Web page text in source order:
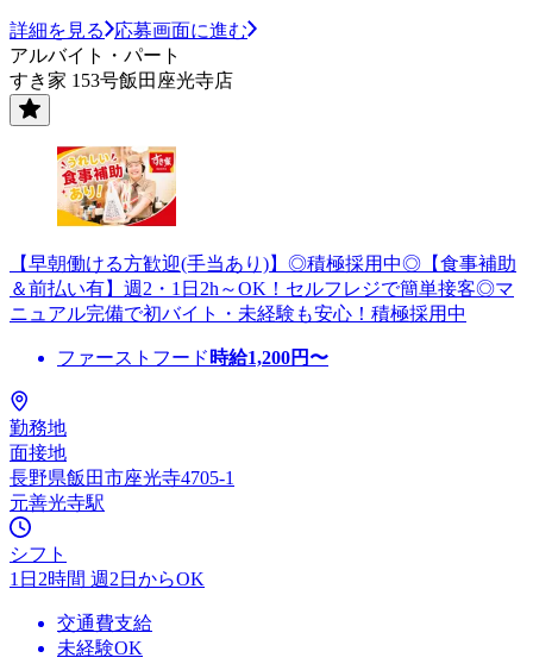
詳細を見る
応募画面に進む
アルバイト・パート
すき家 153号飯田座光寺店
【早朝働ける方歓迎(手当あり)】◎積極採用中◎【食事補助
＆前払い有】週2・1日2h～OK！セルフレジで簡単接客◎マ
ニュアル完備で初バイト・未経験も安心！積極採用中
ファーストフード 時給1,200円〜
勤務地
面接地
長野県飯田市座光寺4705-1
元善光寺駅
シフト
1日2時間 週2日からOK
交通費支給
未経験OK